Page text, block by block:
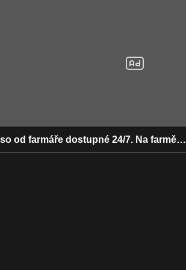
od farmáře dostupné 24/7. Na farmě…